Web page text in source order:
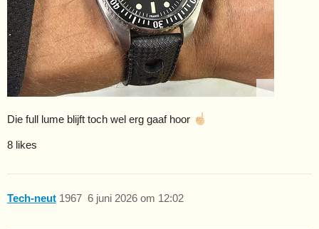
Die full lume blijft toch wel erg gaaf hoor
8 likes
Tech-neut 6 juni 2026 om 12:02
1967